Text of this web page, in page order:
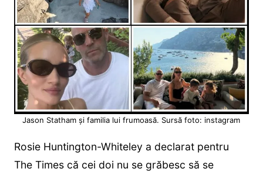
Jason Statham și familia lui frumoasă. Sursă foto: instagram
Rosie Huntington-Whiteley a declarat pentru
The Times că cei doi nu se grăbesc să se